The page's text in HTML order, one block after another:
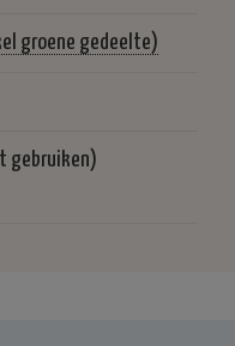
groene gedeelte)
gebruiken)